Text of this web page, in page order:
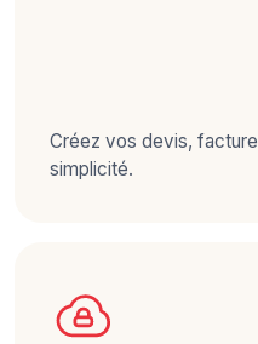
Créez vos devis,
simplicité.